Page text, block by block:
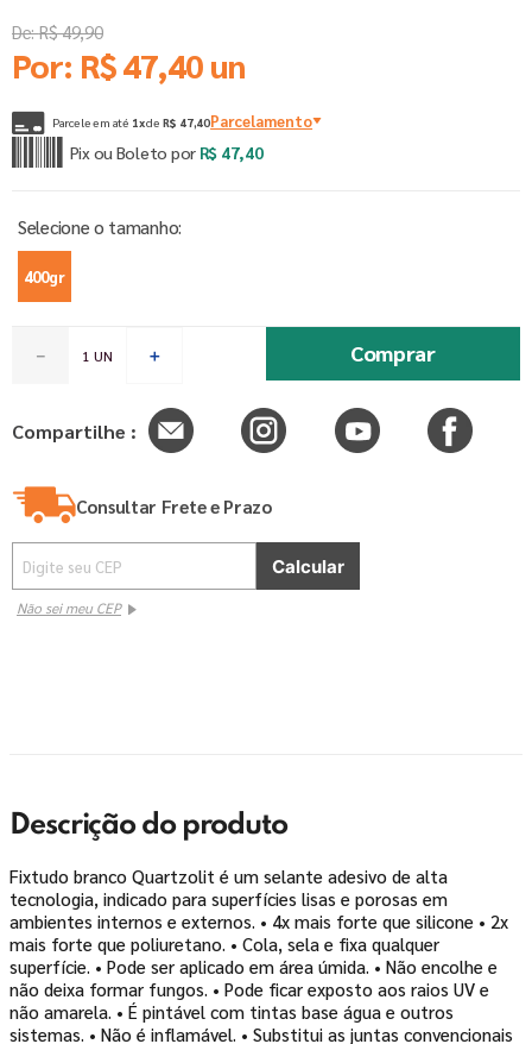
De:R$49,90
Por: R$47,40un
Parcele em até 1xde R$ 47,40Parcelamento
Pix ou Boleto por R$ 47,40
400gr
＋
－ Comprar
Compartilhe :
Consultar Frete e Prazo
Não sei meu CEP
Descrição do produto
Fixtudo branco Quartzolit é um selante adesivo de alta
tecnologia, indicado para superfícies lisas e porosas em
ambientes internos e externos. • 4x mais forte que silicone • 2x
mais forte que poliuretano. • Cola, sela e fixa qualquer
superfície. • Pode ser aplicado em área úmida. • Não encolhe e
não deixa formar fungos. • Pode ficar exposto aos raios UV e
não amarela. • É pintável com tintas base água e outros
sistemas. • Não é inflamável. • Substitui as juntas convencionais